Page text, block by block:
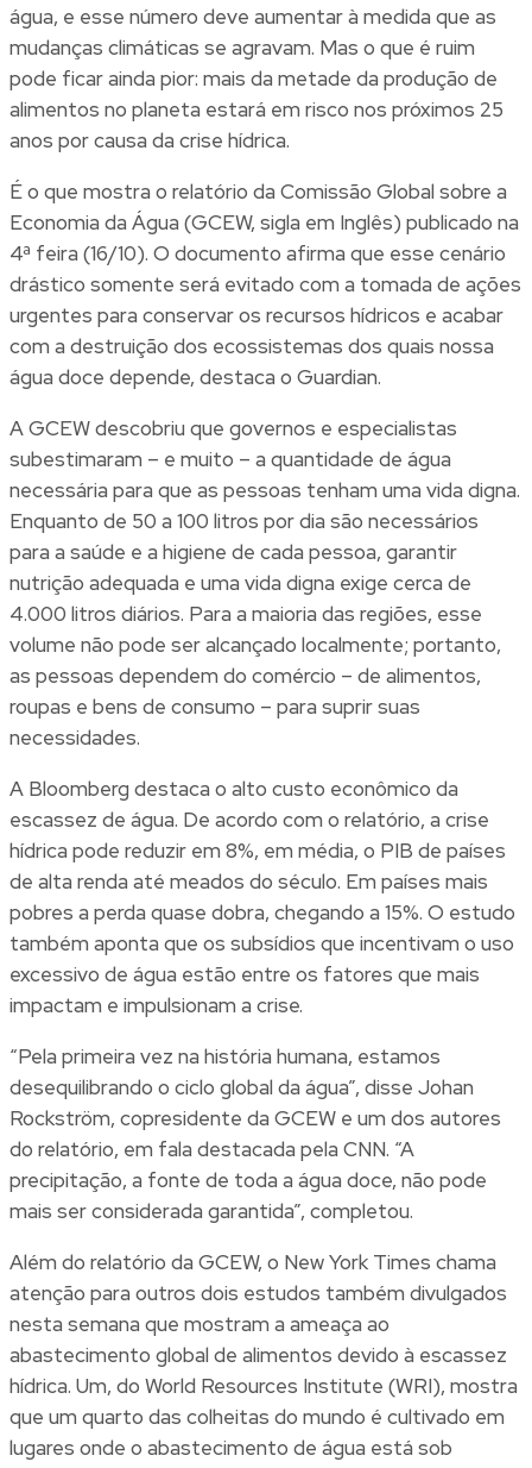
água, e esse número deve aumentar à medida que as
mudanças climáticas se agravam. Mas o que é ruim
pode ficar ainda pior: mais da metade da produção de
alimentos no planeta estará em risco nos próximos 25
anos por causa da crise hídrica.
É o que mostra o relatório da Comissão Global sobre a
Economia da Água (GCEW, sigla em Inglês) publicado na
4ª feira (16/10). O documento afirma que esse cenário
drástico somente será evitado com a tomada de ações
urgentes para conservar os recursos hídricos e acabar
com a destruição dos ecossistemas dos quais nossa
água doce depende, destaca o Guardian.
A GCEW descobriu que governos e especialistas
subestimaram – e muito – a quantidade de água
necessária para que as pessoas tenham uma vida digna.
Enquanto de 50 a 100 litros por dia são necessários
para a saúde e a higiene de cada pessoa, garantir
nutrição adequada e uma vida digna exige cerca de
4.000 litros diários. Para a maioria das regiões, esse
volume não pode ser alcançado localmente; portanto,
as pessoas dependem do comércio – de alimentos,
roupas e bens de consumo – para suprir suas
necessidades.
A Bloomberg destaca o alto custo econômico da
escassez de água. De acordo com o relatório, a crise
hídrica pode reduzir em 8%, em média, o PIB de países
de alta renda até meados do século. Em países mais
pobres a perda quase dobra, chegando a 15%. O estudo
também aponta que os subsídios que incentivam o uso
excessivo de água estão entre os fatores que mais
impactam e impulsionam a crise.
“Pela primeira vez na história humana, estamos
desequilibrando o ciclo global da água”, disse Johan
Rockström, copresidente da GCEW e um dos autores
do relatório, em fala destacada pela CNN. “A
precipitação, a fonte de toda a água doce, não pode
mais ser considerada garantida”, completou.
Além do relatório da GCEW, o New York Times chama
atenção para outros dois estudos também divulgados
nesta semana que mostram a ameaça ao
abastecimento global de alimentos devido à escassez
hídrica. Um, do World Resources Institute (WRI), mostra
que um quarto das colheitas do mundo é cultivado em
lugares onde o abastecimento de água está sob